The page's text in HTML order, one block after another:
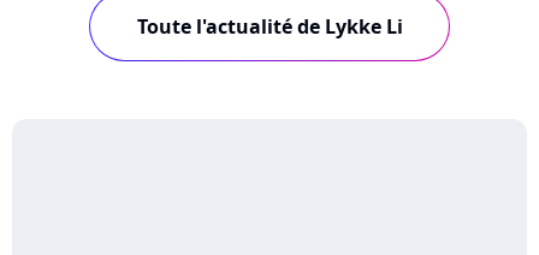
Toute l'actualité de Lykke Li